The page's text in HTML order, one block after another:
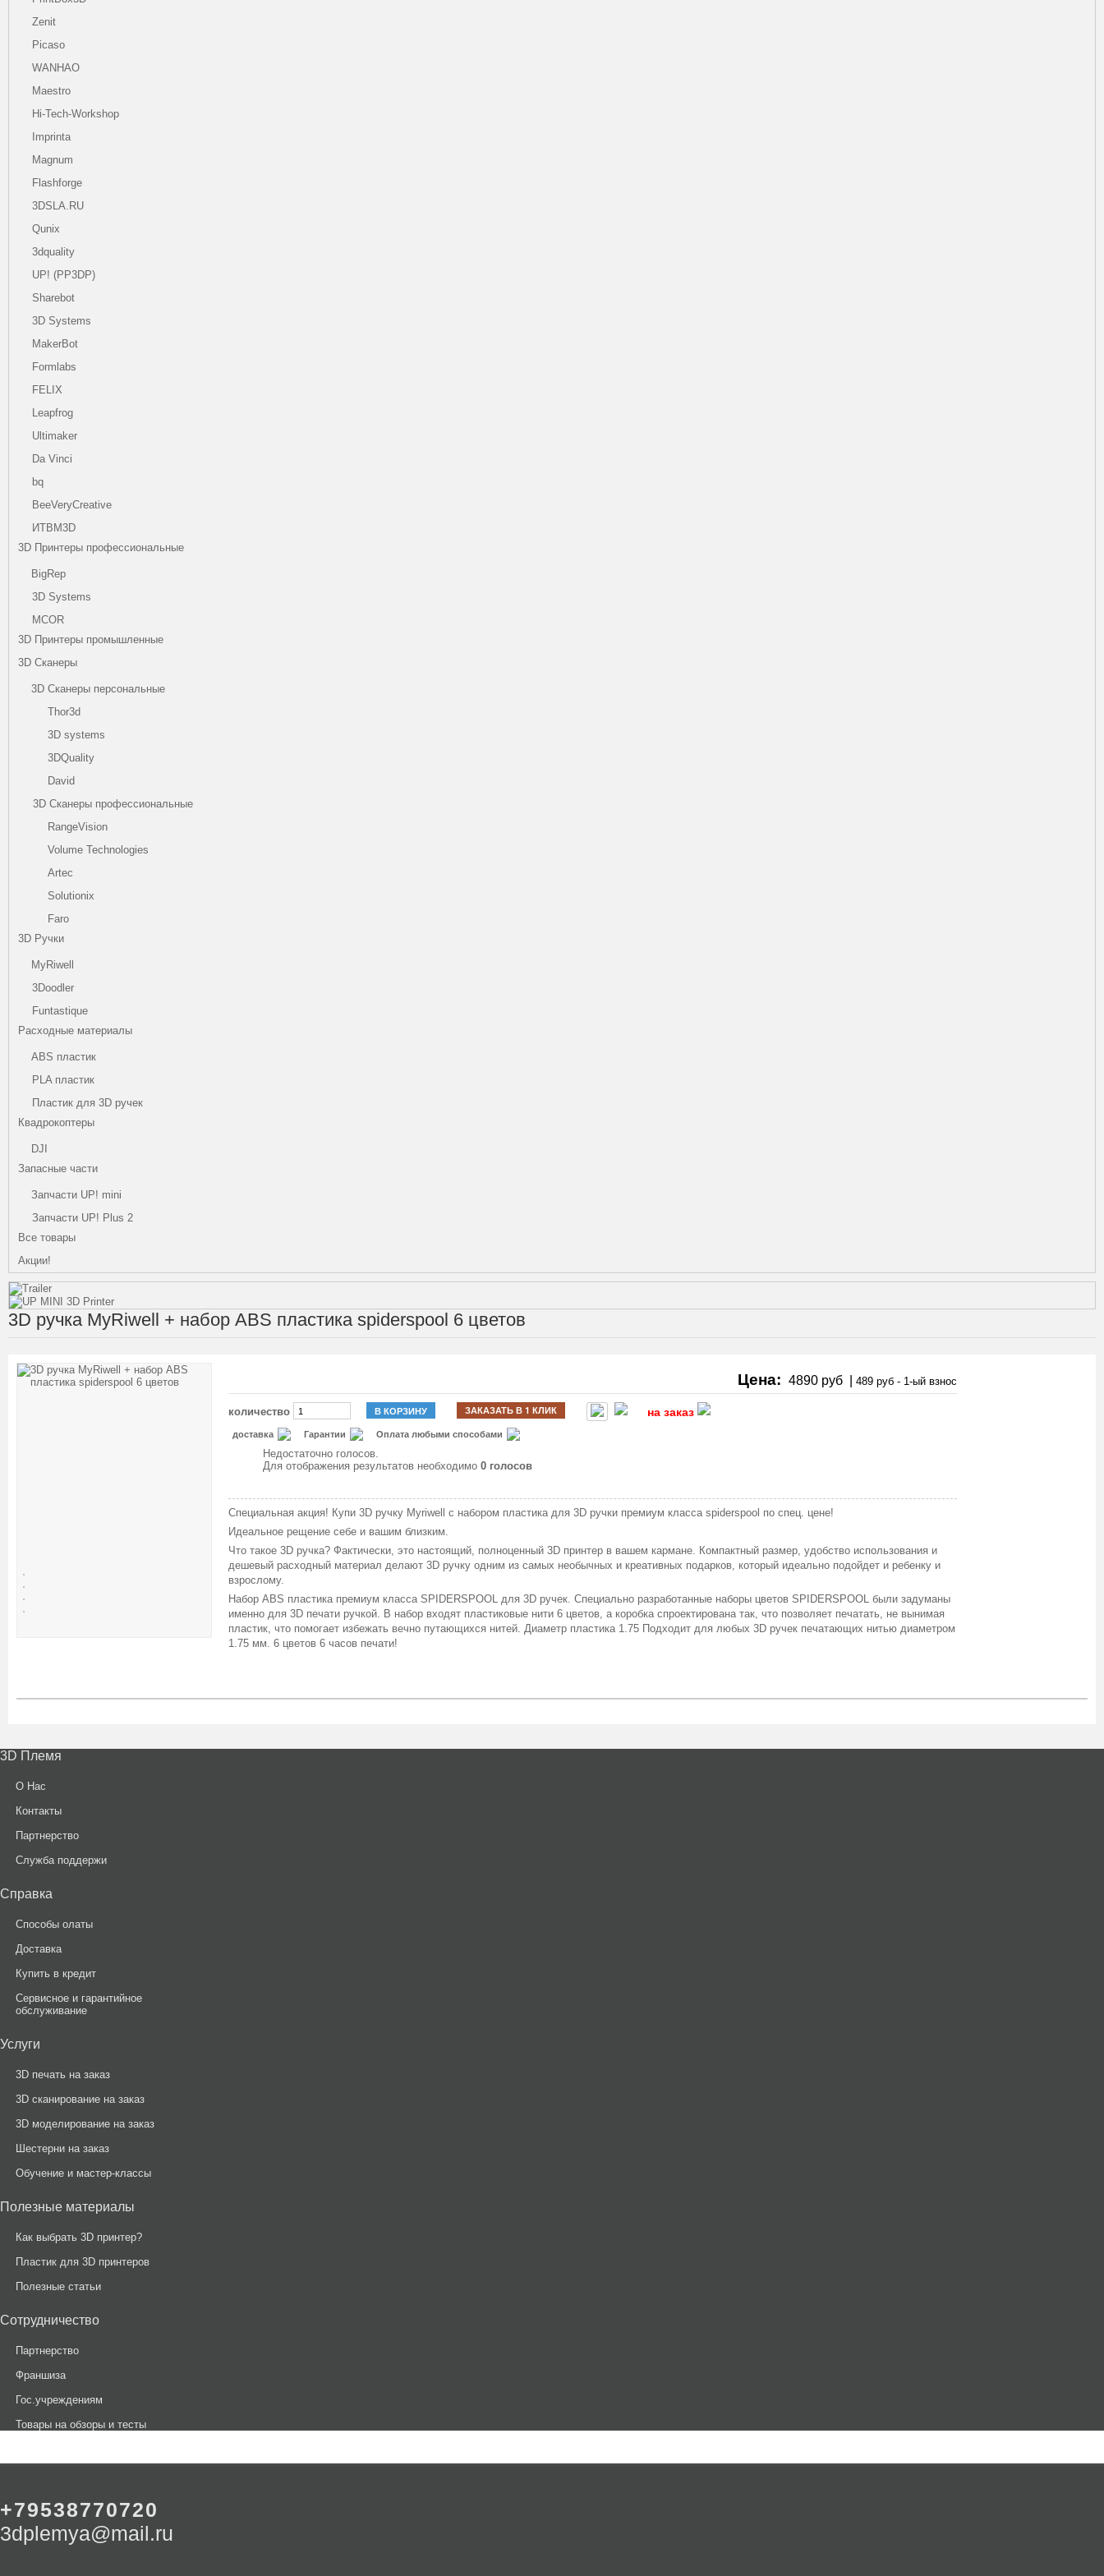
Zenit
Picaso
WANHAO
Maestro
Hi-Tech-Workshop
Imprinta
Magnum
Flashforge
3DSLA.RU
Qunix
3dquality
UP! (PP3DP)
Sharebot
3D Systems
MakerBot
Formlabs
FELIX
Leapfrog
Ultimaker
Da Vinci
bq
BeeVeryCreative
ИТВМ3D
3D Принтеры профессиональные
BigRep
3D Systems
MCOR
3D Принтеры промышленные
3D Сканеры
3D Сканеры персональные
Thor3d
3D systems
3DQuality
David
3D Сканеры профессиональные
RangeVision
Volume Technologies
Artec
Solutionix
Faro
3D Ручки
MyRiwell
3Doodler
Funtastique
Расходные материалы
ABS пластик
PLA пластик
Пластик для 3D ручек
Квадрокоптеры
DJI
Запасные части
Запчасти UP! mini
Запчасти UP! Plus 2
Все товары
Акции!
3D ручка MyRiwell + набор ABS пластика spiderspool 6 цветов
Цена: 4890 руб| 489 руб - 1-ый взнос
количество В КОРЗИНУ ЗАКАЗАТЬ В 1 КЛИК на заказ
доставка Гарантии Оплата любыми способами
Недостаточно голосов.
Для отображения результатов необходимо 0 голосов
Специальная акция! Купи 3D ручку Myriwell с набором пластика для 3D ручки премиум класса spiderspool по спец. цене!
Идеальное рещение себе и вашим близким.
Что такое 3D ручка? Фактически, это настоящий, полноценный 3D принтер в вашем кармане. Компактный размер, удобство использования и
дешевый расходный материал делают 3D ручку одним из самых необычных и креативных подарков, который идеально подойдет и ребенку и
взрослому.
Набор ABS пластика премиум класса SPIDERSPOOL для 3D ручек. Cпециально разработанные наборы цветов SPIDERSPOOL были задуманы
именно для 3D печати ручкой. В набор входят пластиковые нити 6 цветов, а коробка спроектирована так, что позволяет печатать, не вынимая
пластик, что помогает избежать вечно путающихся нитей. Диаметр пластика 1.75 Подходит для любых 3D ручек печатающих нитью диаметром
1.75 мм. 6 цветов 6 часов печати!
3D Племя
О Нас
Контакты
Партнерcтво
Служба поддержи
Справка
Способы олаты
Доставка
Купить в кредит
Сервисное и гарантийное
обслуживание
Услуги
3D печать на заказ
3D сканирование на заказ
3D моделирование на заказ
Шестерни на заказ
Обучение и мастер-классы
Полезные материалы
Как выбрать 3D принтер?
Пластик для 3D принтеров
Полезные статьи
Сотрудничество
Партнерство
Франшиза
Гос.учреждениям
Товары на обзоры и тесты
+79538770720
3dplemya@mail.ru